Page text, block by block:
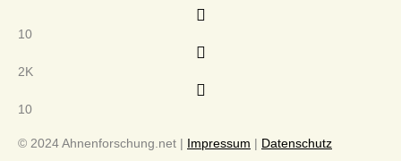
10
2K
10
© 2024 Ahnenforschung.net | Impressum | Datenschutz